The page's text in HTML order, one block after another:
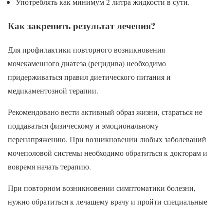
Как закрепить результат лечения?
Для профилактики повторного возникновения
мочекаменного диатеза (рецидива) необходимо
придерживаться правил диетического питания и
медикаментозной терапии.
Рекомендовано вести активный образ жизни, стараться не
поддаваться физическому и эмоциональному
перенапряжению. При возникновении любых заболеваний
мочеполовой системы необходимо обратиться к докторам и
вовремя начать терапию.
При повторном возникновении симптоматики болезни,
нужно обратиться к лечащему врачу и пройти специальные